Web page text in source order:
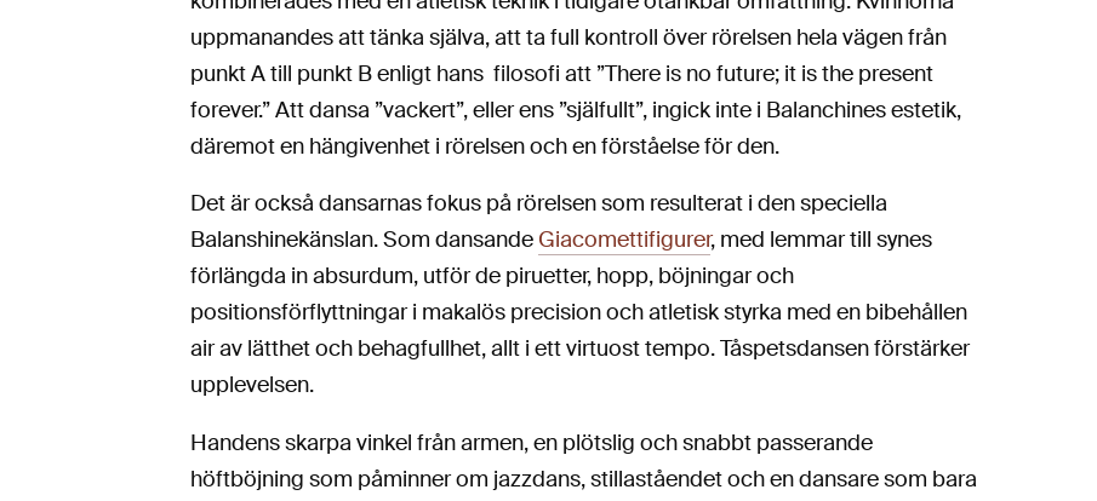
uppmanandes att tänka själva, att ta full kontroll över rörelsen hela vägen från
punkt A till punkt B enligt hans filosofi att ”There is no future; it is the present
forever.” Att dansa ”vackert”, eller ens ”själfullt”, ingick inte i Balanchines estetik,
däremot en hängivenhet i rörelsen och en förståelse för den.
Det är också dansarnas fokus på rörelsen som resulterat i den speciella
Balanshinekänslan. Som dansande Giacomettifigurer, med lemmar till synes
förlängda in absurdum, utför de piruetter, hopp, böjningar och
positionsförflyttningar i makalös precision och atletisk styrka med en bibehållen
air av lätthet och behagfullhet, allt i ett virtuost tempo. Tåspetsdansen förstärker
upplevelsen.
Handens skarpa vinkel från armen, en plötslig och snabbt passerande
höftböjning som påminner om jazzdans, stillaståendet och en dansare som bara